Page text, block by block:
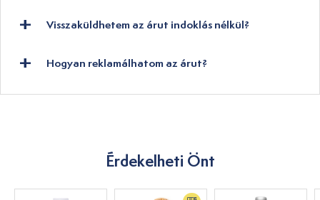
Visszaküldhetem az árut indoklás nélkül?
Hogyan reklamálhatom az árut?
Érdekelheti Önt